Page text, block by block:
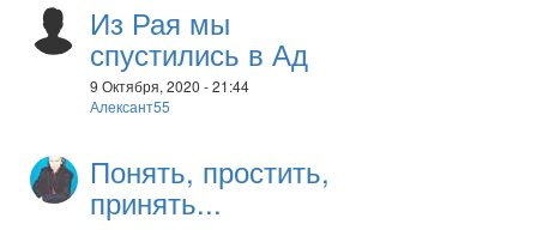
Из Рая мы
спустились в Ад
9 Октября, 2020 - 21:44
Алексант55
Понять, простить,
принять...